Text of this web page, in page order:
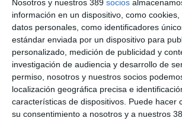
Nosotros y nuestros 389 socios
información en un dispositivo, como
datos personales, como identificadores
estándar enviada por un dispositivo para
personalizado, medición de publicidad y
investigación de audiencia y desarrollo de
permiso, nosotros y nuestros socios
localización geográfica precisa e
características de dispositivos. Puede hacer
su consentimiento a nosotros y a nuestros
fachadas-, explicando qué son, qué tipos
presentan para el asegurador.
La jornada también dedicó especial atención
particulares de las viviendas unifamiliares y
industriales, analizando sus diferencias
convencionales y los riesgos específicos
aseguramiento. Como colofón, se revisaron
prácticos de siniestros reales, con el fin de
aprendan a anticipar riesgos ocultos,
hasta los propios materiales de las tuberías.